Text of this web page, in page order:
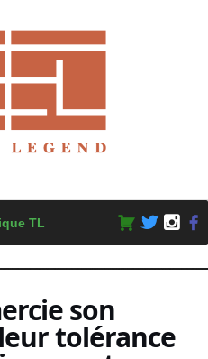
TL
son
tolérance